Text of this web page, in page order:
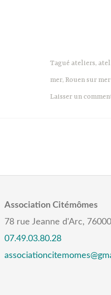
Tagué ateliers,
mer, Rouen sur
Laisser un
Association Citémômes
78 rue Jeanne d'Arc,
07.49.03.80.28